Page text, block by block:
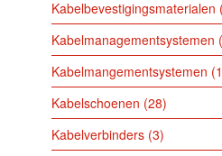
Kabelbevestigingsmaterialen
Kabelmanagementsystemen
Kabelmangementsystemen 1
Kabelschoenen 28
Kabelverbinders 3